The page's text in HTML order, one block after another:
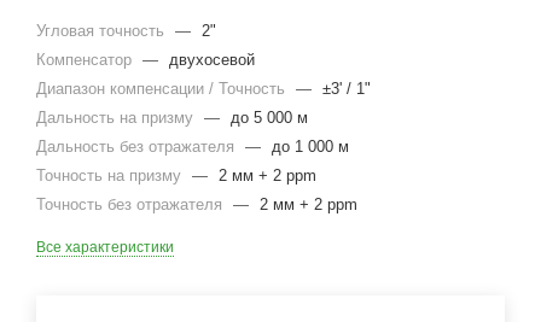
Угловая точность — 2"
Компенсатор — двухосевой
Диапазон компенсации / Точность
— ±3' / 1"
Дальность на призму — до 5 000 м
Дальность без отражателя
— до 1 000 м
Точность на призму — 2 мм + 2 ppm
Точность без отражателя
— 2 мм + 2 ppm
Все характеристики